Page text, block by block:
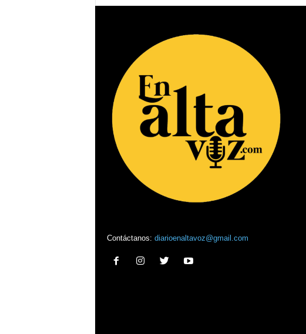
Contáctanos: diarioenaltavoz@gmail.com